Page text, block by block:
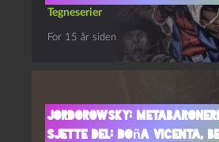
Tegneserier
For 15 år siden
Jordorowsky:
Sjette del: Doña Vicenta,